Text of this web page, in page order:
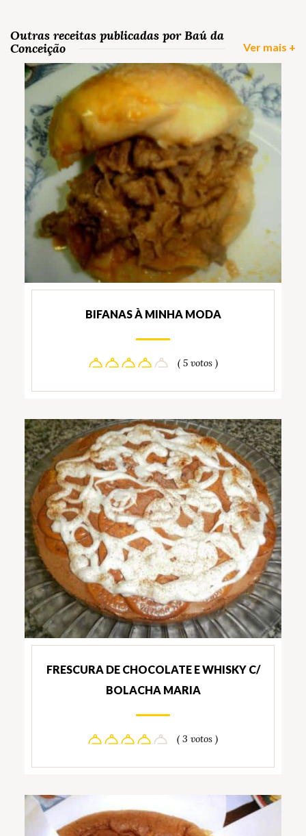
Outras receitas publicadas por Baú da
Conceição
Ver mais +
BIFANAS À MINHA MODA
( 5 votos )
FRESCURA DE CHOCOLATE E WHISKY C/
BOLACHA MARIA
( 3 votos )